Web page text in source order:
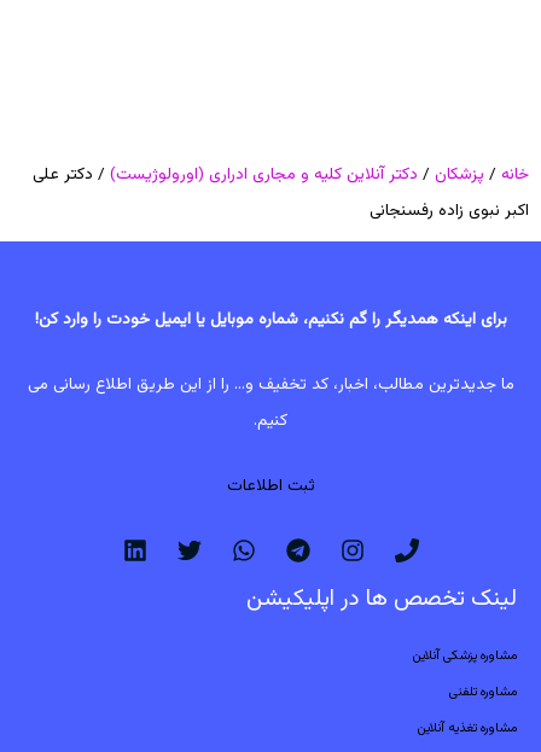
خانه / پزشکان / دکتر آنلاین کلیه و مجاری ادراری (اورولوژیست) / دکتر علی
اکبر نبوی زاده رفسنجانی
برای اینکه همدیگر را گم نکنیم، شماره موبایل یا ایمیل خودت را وارد کن!
ما جدیدترین مطالب، اخبار، کد تخفیف و... را از این طریق اطلاع رسانی می
کنیم.
ثبت اطلاعات
لینک تخصص ها در اپلیکیشن
مشاوره پزشکی آنلاین
مشاوره تلفنی
مشاوره تغذیه آنلاین